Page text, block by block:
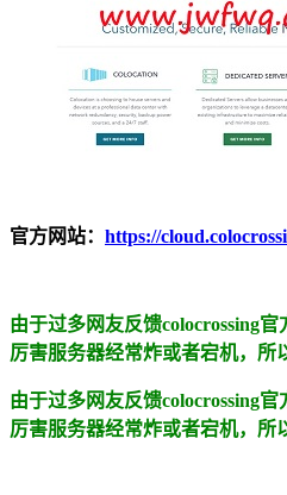
官方网站： https://
由于过多网友反馈colocrossing
厉害服务器经常炸或者宕机，所
由于过多网友反馈colocrossing
厉害服务器经常炸或者宕机，所